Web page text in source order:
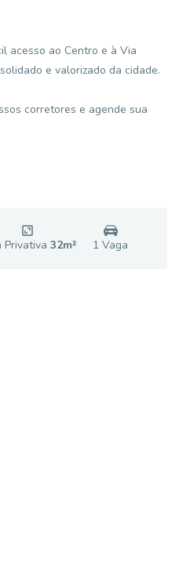
acesso ao Centro e à Via
e valorizado da cidade.
corretores e agende sua
Privativa 32m² 1 Vaga